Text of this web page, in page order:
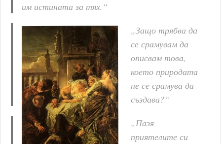
им истината за тях.“
„Защо трябва да
се срамувам да
описвам това,
което природата
не се срамува да
създава?“
„Пазя
приятелите си